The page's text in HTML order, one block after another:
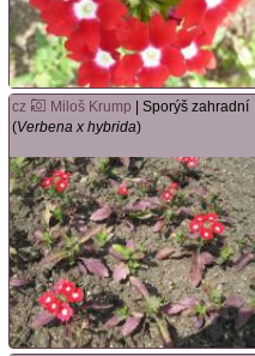
cz Miloš Krump | Sporýš zahradní
(Verbena x hybrida)